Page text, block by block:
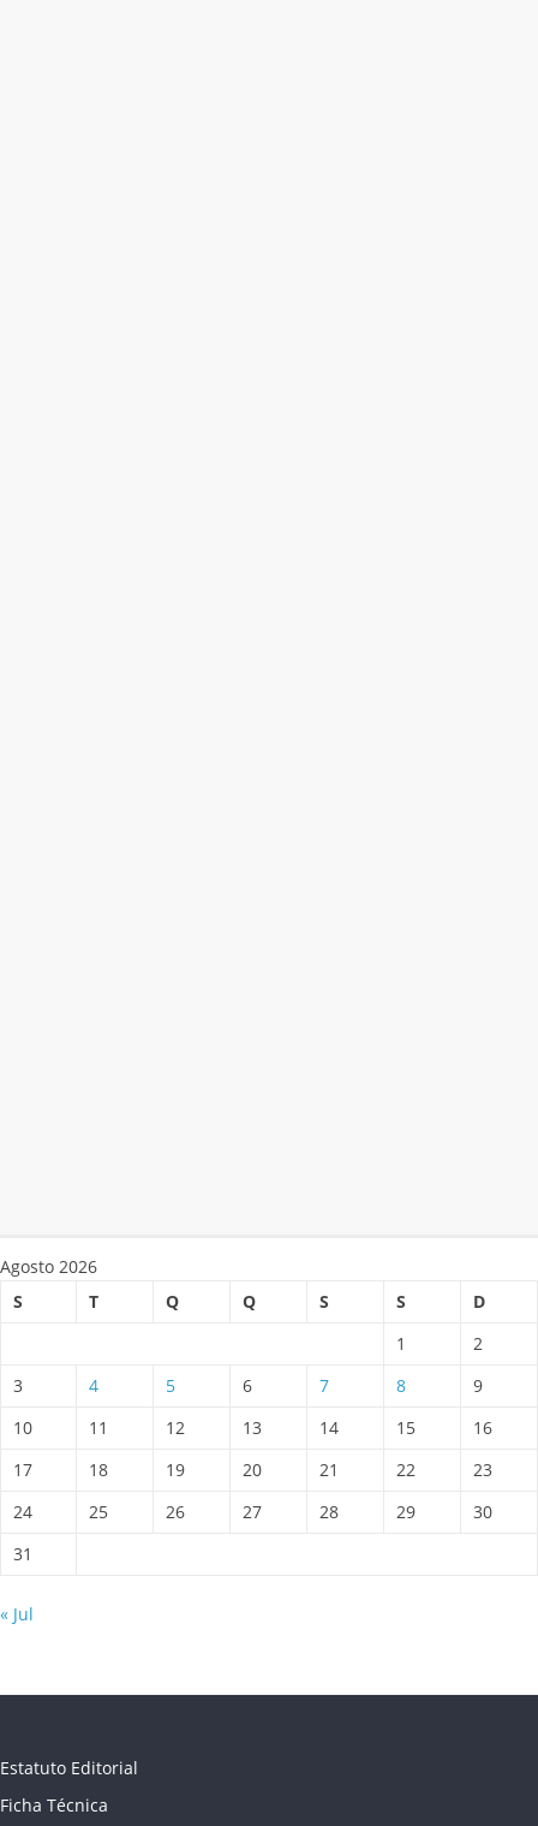
Agosto 2026
S
T Q Q S S
D
1
2
3
4 5 6 7 8
9
10
11 12 13 14 15
16
17
18 19 20 21 22
23
24
25 26 27 28 29
30
31
« Jul
Estatuto Editorial
Ficha Técnica